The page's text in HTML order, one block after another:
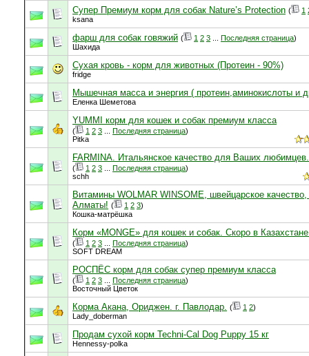
Супер Премиум корм для собак Nature’s Protection ( 1
ksana
фарш для собак говяжий ( 1 2 3 Последняя страница)
Шахида
Сухая кровь - корм для животных (Протеин - 90%)
fridge
Мышечная масса и энергия ( протеин,аминокислоты и
Еленка Шеметова
YUMMI корм для кошек и собак премиум класса
( 1 2 3 Последняя страница)
Pitka
FARMINA. Итальянское качество для Ваших любимцев.
( 1 2 3 Последняя страница)
schh
Витамины WOLMAR WINSOME, швейцарское качество,
Алматы! ( 1 2 3)
Кошка-матрёшка
Корм «MONGE» для кошек и собак. Скоро в
( 1 2 3 Последняя страница)
SOFT DREAM
РОСПЁС корм для собак супер премиум класса
( 1 2 3 Последняя страница)
Восточный Цветок
Корма Акана, Ориджен. г. Павлодар. ( 1 2)
Lady_doberman
Продам сухой корм Techni-Cal Dog Puppy 15 кг
Hennessy-polka